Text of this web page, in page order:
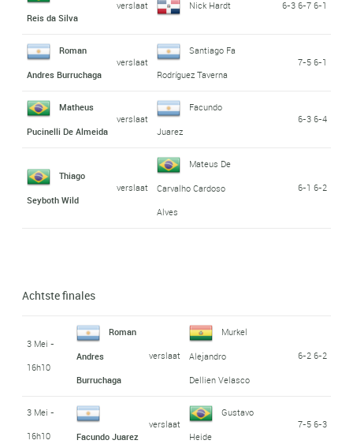
Reis da Silva
verslaat Nick Hardt 6-3 6-7 6-1
Roman
Andres Burruchaga
verslaat
Santiago Fa
Rodríguez Taverna
7-5 6-1
Matheus
Pucinelli De Almeida
verslaat
Facundo
Juarez
6-3 6-4
Thiago
Seyboth Wild
verslaat
Mateus De
Carvalho Cardoso
Alves
6-1 6-2
Achtste finales
3 Mei -
16h10
Roman
Andres
Burruchaga
verslaat
Murkel
Alejandro
Dellien Velasco
6-2 6-2
3 Mei -
16h10
Facundo Juarez
verslaat
Gustavo
Heide
7-5 6-3